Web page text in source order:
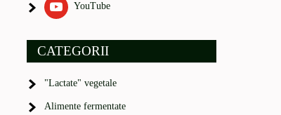
YouTube
CATEGORII
"Lactate" vegetale
Alimente fermentate